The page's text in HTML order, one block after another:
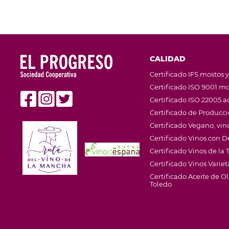
CALIDAD
Certificado IFS mostos
Certificado ISO 9001
Certificado ISO 22005
Certificado de
Certificado Vegano,
Certificado Vinos con
Certificado Vinos de la
Certificado Vinos
Certificado Aceite de
Toledo